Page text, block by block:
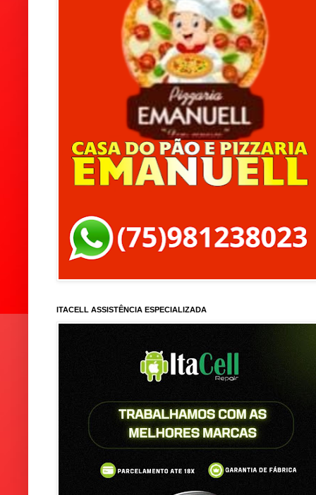
ITACELL ASSISTÊNCIA ESPECIALIZADA